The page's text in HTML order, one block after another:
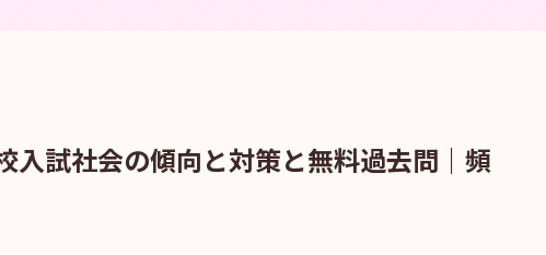
入試社会の傾向と対策と無料過去問｜頻